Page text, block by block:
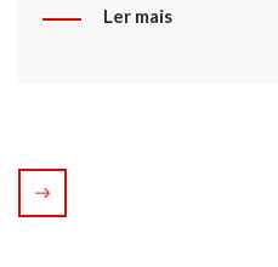
Ler mais